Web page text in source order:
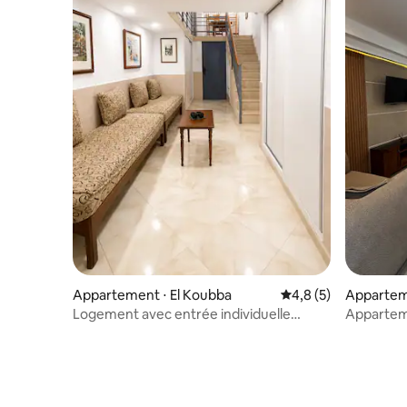
Appartement ⋅ El Koubba Évaluation
4,8 (5)
Logement avec entrée individuelle